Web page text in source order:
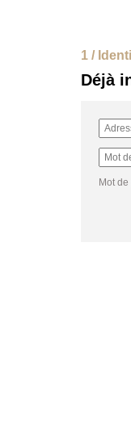
1 /
Déjà
Mot